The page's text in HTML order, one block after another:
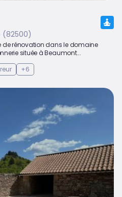
de rénovation dans le domaine
située à Beaumont...
+6